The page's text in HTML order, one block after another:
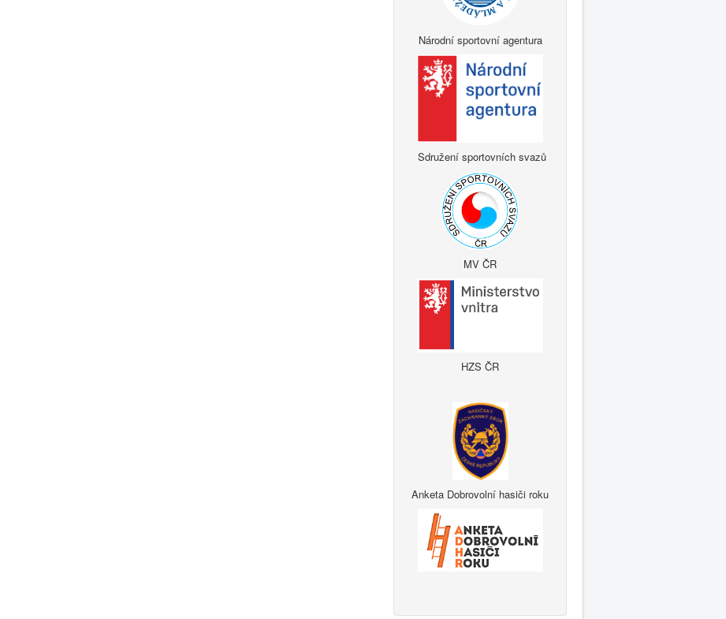
Národní sportovní agentura
Sdružení sportovních svazů
MV ČR
HZS ČR
Anketa Dobrovolní hasiči roku